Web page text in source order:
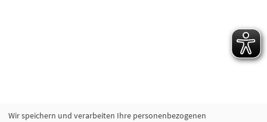
Wir speichern und verarbeiten Ihre personenbezogenen